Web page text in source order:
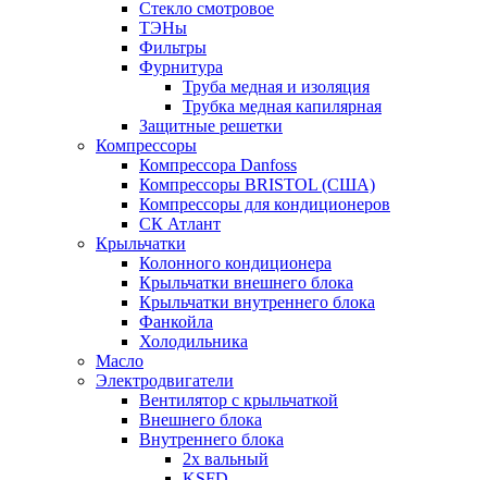
Стекло смотровое
ТЭНы
Фильтры
Фурнитура
Труба медная и изоляция
Трубка медная капилярная
Защитные решетки
Компрессоры
Компрессора Danfoss
Компрессоры BRISTOL (США)
Компрессоры для кондиционеров
СК Атлант
Крыльчатки
Колонного кондиционера
Крыльчатки внешнего блока
Крыльчатки внутреннего блока
Фанкойла
Холодильника
Масло
Электродвигатели
Вентилятор с крыльчаткой
Внешнего блока
Внутреннего блока
2х вальный